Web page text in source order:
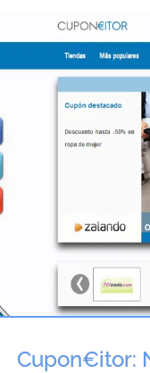
Cupon€itor: